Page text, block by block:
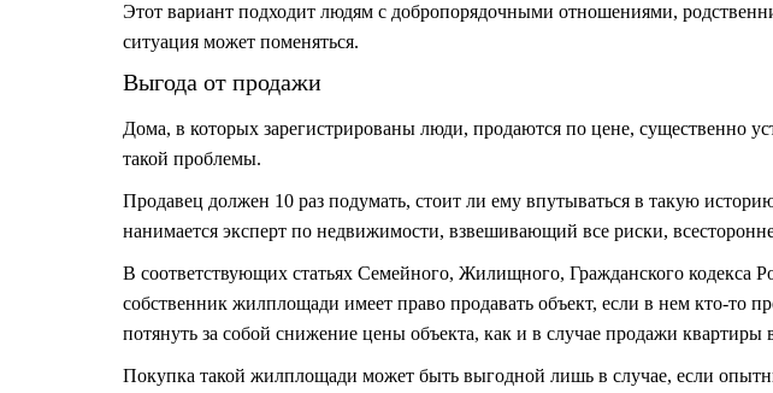
Этот вариант подходит людям с добропорядочными отношениями,
ситуация может поменяться.
Выгода от продажи
Дома, в которых зарегистрированы люди, продаются по цене, существенно
такой проблемы.
Продавец должен 10 раз подумать, стоит ли ему впутываться в такую
нанимается эксперт по недвижимости, взвешивающий все риски,
В соответствующих статьях Семейного, Жилищного, Гражданского кодекса
собственник жилплощади имеет право продавать объект, если в нем кто-то
потянуть за собой снижение цены объекта, как и в случае продажи квартиры
Покупка такой жилплощади может быть выгодной лишь в случае, если